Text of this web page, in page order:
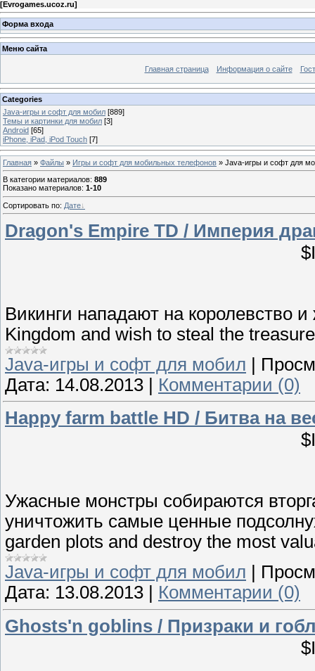
[Evrogames.ucoz.ru]
Форма входа
Меню сайта
Главная страница Информация о сайте
Categories
Java-игры и софт для мобил [889]
Темы и картинки для мобил [3]
Android [65]
iPhone, iPad, iPod Touch [7]
Главная » Файлы » Игры и софт для мобильных телефонов » Java-игры и софт для
В категории материалов: 889
Показано материалов: 1-10
Сортировать по: Дате
Dragon's Empire TD / Империя
Викинги нападают на королевство
Kingdom and wish to steal the
Java-игры и софт для мобил |
Дата: 14.08.2013 | Комментарии (0)
Happy farm battle HD / Битва на
Ужасные монстры собираются
уничтожить самые ценные
garden plots and destroy the most
Java-игры и софт для мобил
Дата: 13.08.2013
Комментарии (0)
Ghosts'n goblins / Призраки и